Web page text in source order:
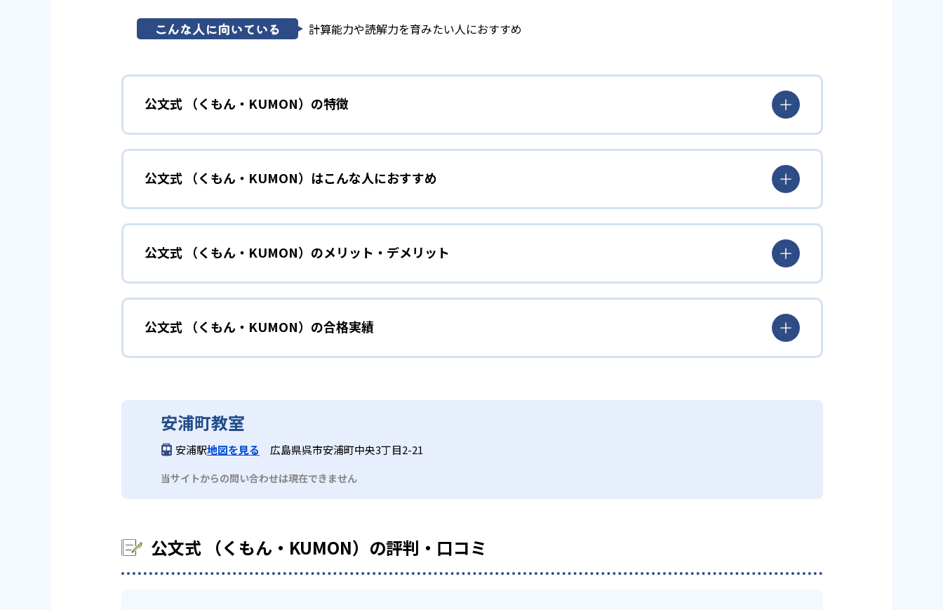
こんな人に向いている 計算能力や読解力を育みたい人におすすめ
公文式 （くもん・KUMON）の特徴
01 無学年式の学力別学習
KUMONでは、年齢や学年にとらわれずに、一人ひとりの学力に応じたレベルから学習を始めている。
確実に100点が取れるレベルから少しずつ難易度を上げていくことで子どもたちは多くの成功体験を積み、学習する楽しさを経験
できる。
02 自学自習スタイル
KUMONの教材は、簡単な問題から高度な問題へと、スモールステップで進んでいけるよう工夫されている。このスタイルは子ど
時期から高校教材に進む生徒もいる。
03 フレキシブルな受講スタイル
KUMONでは、教室が開いている時間内であれば、何曜日にでも週2回受講できる。そのため、部活や他の習い事で忙しい中高生に
も通室しやすい。また、教室によっては自宅からのオンライン受講と通室を組み合わせることも可能だ。
公文式 （くもん・KUMON）はこんな人におすすめ
小学校に入る準備をしたい幼児向け
KUMONでは細かいステップに分かれた教材で、わかる楽しさを経験しながら無理なく力を高めていける。
性格や学習への取り組み姿勢に合わせて内容も調整するため、小学校に入ってもつまずきにくい学力を身につけられるだろう。
KUMONでは経験豊富な先生が、子どものやる気を引き出せるよう適切なヒントを与えたり、声かけをしたりしている。苦手な科
目でも自分で解けた達成感を味わうことで、少しずつ苦手意識を克服できるだろう。
中学生・高校生 部活や習い事と両立したい生徒向け
宿題の量や進め方に関しては、いつでも気軽に相談可能だ。
公文式 （くもん・KUMON）のメリット・デメリット
どんなメリットがある？
KUMONでは自学自習スタイルで勉強するため、集中力や目標に向かって頑張りやり抜く力を育むことができる。また、年齢や学
年にとらわれずに自分の学力に相応したレベルから学習できるため、難しすぎてやる気を損ねたり、簡単すぎて退屈することもな
い。
どんなデメリットがある？
KUMONでは、中高生のクラスでも数学・英語・国語の3教科に限られるため、その他の教科に関しては他塾を検討する必要がある
だろう。
公文式 （くもん・KUMON）の合格実績
KUMONは、公式サイトでは合格実績は公開していない。志望校への実績があるかどうかは、通う予定の教室に問い合わせたい。
安浦町教室
安浦駅地図を見る 広島県呉市安浦町中央3丁目2-21
当サイトからの問い合わせは現在できません
公文式 （くもん・KUMON）の評判・口コミ